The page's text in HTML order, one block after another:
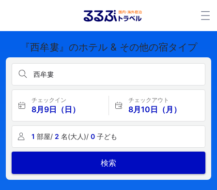
『西牟婁』のホテル & その他の宿タイプ
西牟婁
チェックイン
8月9日（日）
チェックアウト
8月10日（月）
1 部屋/ 2 名(大人)/ 0 子ども
検索